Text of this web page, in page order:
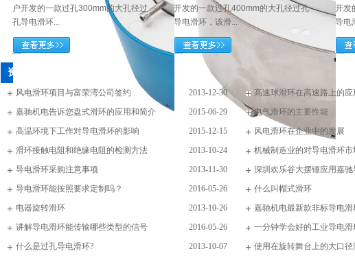
户开发的一款过孔300mm的大孔径过
孔导电滑环...
开发的一款过孔400mm的大孔径过孔
导电滑环，该滑...
开发
导电
资讯
2013-12-30
风电滑环项目与富荣湾公司签约
高速球滑环在高速路上的
2015-06-29
嘉驰机电告诉您盘式滑环的应用和简介
电气滑环的主要性能
2015-12-15
高温环境下工作对导电滑环的影响
风电滑环在企业中的发展
2013-10-24
滑环接触电阻和绝缘电阻的检测方法
机械制造业的对导电滑环市
2013-11-30
导电滑环采购注意事项
深圳欢乐谷大摆锤应用嘉驰
2016-05-26
导电滑环能按照要求定制吗？
什么叫帽式滑环
2013-10-26
电器旋转滑环
嘉驰机电最新款非标导电滑
2016-05-26
讲解导电滑环能传输哪些类型的信号
一分钟学会好的工业导电滑
2013-10-07
什么是过孔导电滑环?
使用在旋转舞台上的大口径